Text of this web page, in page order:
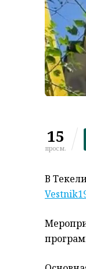
15
просм.
В